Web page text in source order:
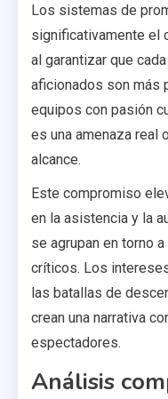
Los sistemas de
significativamente el
al garantizar que
aficionados son más
equipos con pasión
es una amenaza real
alcance.
Este compromiso
en la asistencia y la
se agrupan en torno
críticos. Los
las batallas de
crean una narrativa
espectadores.
Análisis